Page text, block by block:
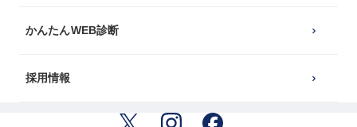
かんたんWEB診断
採用情報